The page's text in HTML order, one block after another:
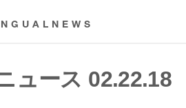
ュース 02.22.18